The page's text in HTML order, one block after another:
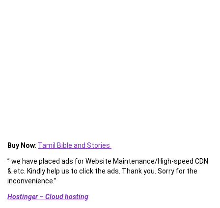
Buy Now: Tamil Bible and Stories
” we have placed ads for Website Maintenance/High-speed CDN
& etc. Kindly help us to click the ads. Thank you. Sorry for the
inconvenience.”
Hostinger – Cloud hosting